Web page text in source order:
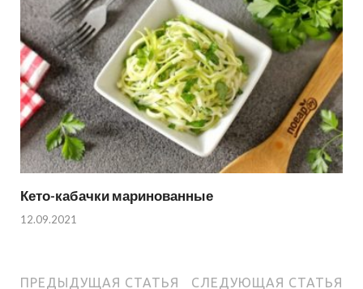
Кето-кабачки маринованные
12.09.2021
ПРЕДЫДУЩАЯ СТАТЬЯ СЛЕДУЮЩАЯ СТАТЬЯ